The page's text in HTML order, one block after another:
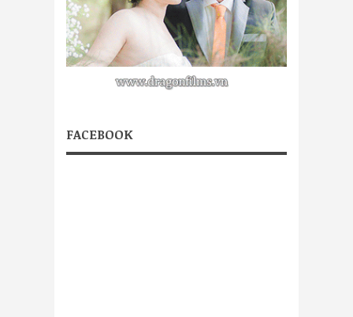
FACEBOOK